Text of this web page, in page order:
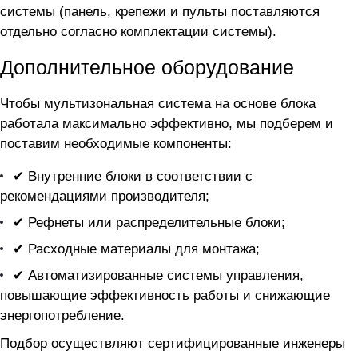
системы (панель, крепежи и пульты поставляются
отдельно согласно комплектации системы).
Дополнительное оборудование
Чтобы мультизональная система на основе блока
работала максимально эффективно, мы подберем и
поставим необходимые компоненты:
✔ Внутренние блоки в соответствии с
рекомендациями производителя;
✔ Рефнеты или распределительные блоки;
✔ Расходные материалы для монтажа;
✔ Автоматизированные системы управления,
повышающие эффективность работы и снижающие
энергопотребление.
Подбор осуществляют сертифицированные инженеры